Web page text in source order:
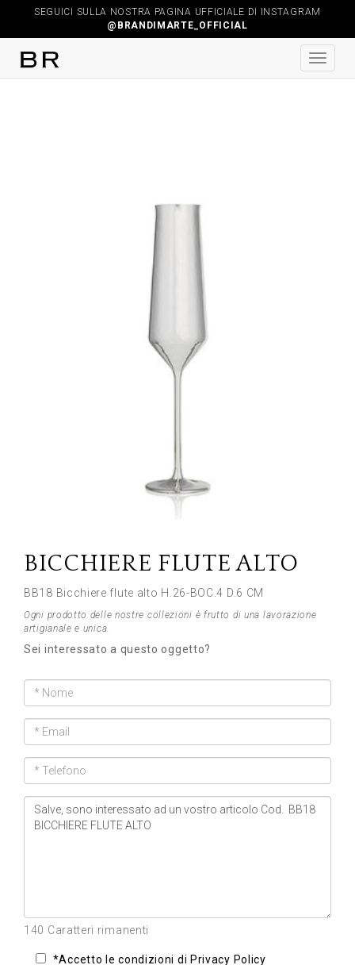
SEGUICI SULLA NOSTRA PAGINA UFFICIALE DI INSTAGRAM
@BRANDIMARTE_OFFICIAL
BICCHIERE FLUTE ALTO
BB18 Bicchiere flute alto H.26-BOC.4 D.6 CM
Ogni prodotto delle nostre collezioni è frutto di una lavorazione
artigianale e unica.
Sei interessato a questo oggetto?
140 Caratteri rimanenti
*Accetto le condizioni di Privacy Policy